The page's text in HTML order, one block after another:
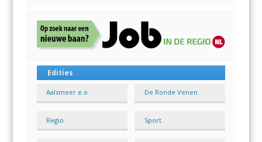
Edities
Aalsmeer e.o. De Ronde Venen
Regio Sport